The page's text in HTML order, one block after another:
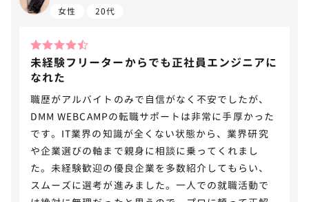
女性 20代
未経験フリーターからでも正社員エンジニアに
なれた
職歴がアルバイトのみで自信がなく不安でしたが、
DMM WEBCAMPの転職サポートは非常に手厚かった
です。IT業界の知識が全くない状態から、業界研究
や企業選びの軸まで親身に相談に乗ってくれまし
た。未経験歓迎の優良企業を多数紹介してもらい、
スムーズに選考が進みました。一人での就職活動で